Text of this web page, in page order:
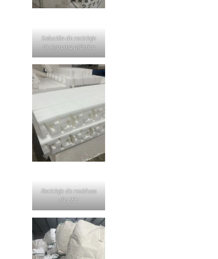
Solución de reciclaje
de espuma plástica
Reciclaje de residuos
de EPE